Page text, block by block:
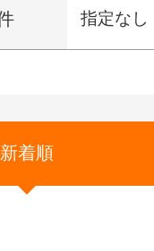
指定なし
新着順